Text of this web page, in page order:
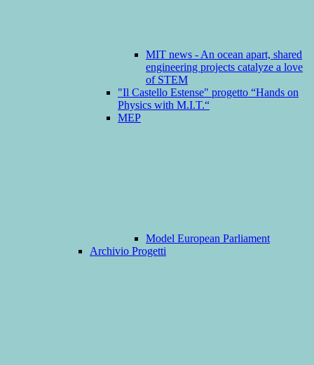
MIT news - An ocean apart, shared
engineering projects catalyze a love
of STEM
"Il Castello Estense" progetto “Hands on
Physics with M.I.T.“
MEP
Model European Parliament
Archivio Progetti